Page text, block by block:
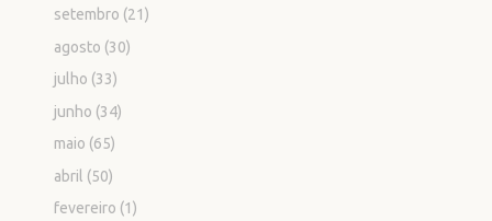
setembro (21)
agosto (30)
julho (33)
junho (34)
maio (65)
abril (50)
fevereiro (1)